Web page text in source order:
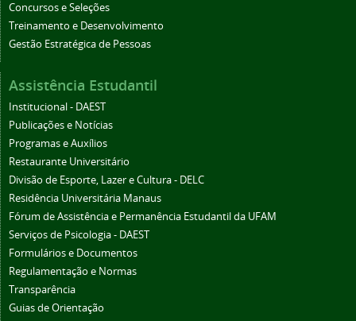
Concursos e Seleções
Treinamento e Desenvolvimento
Gestão Estratégica de Pessoas
Assistência Estudantil
Institucional - DAEST
Publicações e Notícias
Programas e Auxílios
Restaurante Universitário
Divisão de Esporte, Lazer e Cultura - DELC
Residência Universitária Manaus
Fórum de Assistência e Permanência Estudantil da UFAM
Serviços de Psicologia - DAEST
Formulários e Documentos
Regulamentação e Normas
Transparência
Guias de Orientação